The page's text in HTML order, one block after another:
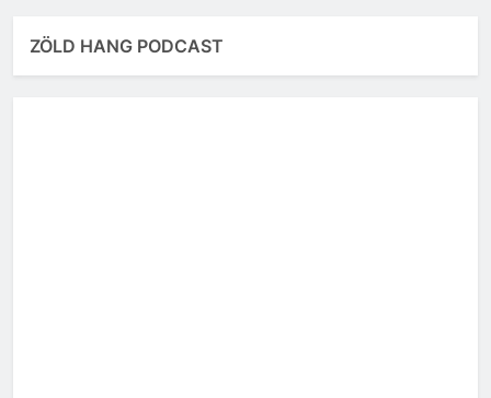
ZÖLD HANG PODCAST